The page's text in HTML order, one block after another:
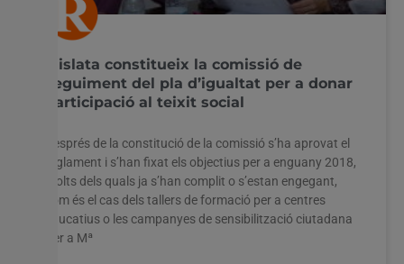
Mislata constitueix la comissió de
seguiment del pla d’igualtat per a donar
participació al teixit social
Després de la constitució de la comissió s’ha aprovat el
reglament i s’han fixat els objectius per a enguany 2018,
molts dels quals ja s’han complit o s’estan engegant,
com és el cas dels tallers de formació per a centres
educatius o les campanyes de sensibilització ciutadana
Per a Mª